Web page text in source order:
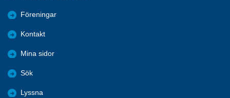
Föreningar
Kontakt
Mina sidor
Sök
Lyssna